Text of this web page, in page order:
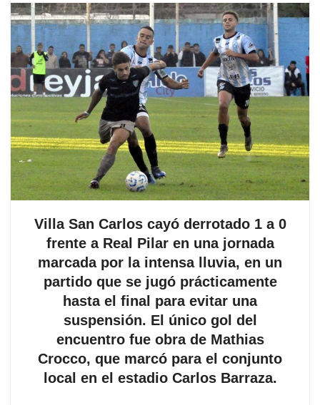
Villa San Carlos cayó derrotado 1 a 0
frente a Real Pilar en una jornada
marcada por la intensa lluvia, en un
partido que se jugó prácticamente
hasta el final para evitar una
suspensión. El único gol del
encuentro fue obra de Mathias
Crocco, que marcó para el conjunto
local en el estadio Carlos Barraza.